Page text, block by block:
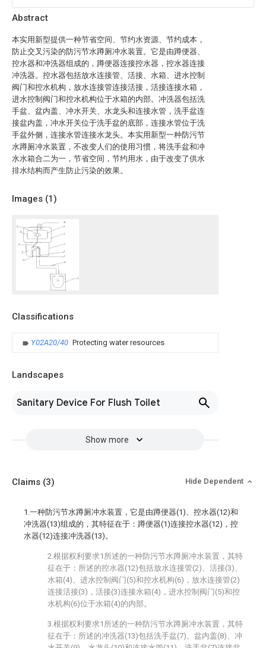
Abstract
本实用新型提供一种节省空间、节约水资源、节约成本，
防止交叉污染的防污节水蹲厕冲水装置。它是由蹲便器、
控水器和冲洗器组成的，蹲便器连接控水器，控水器连接
冲洗器。控水器包括放水连接管、活接、水箱、进水控制
阀门和控水机构，放水连接管连接活接，活接连接水箱，
进水控制阀门和控水机构位于水箱的内部。冲洗器包括洗
手盆、盆内盖、冲水开关、水龙头和连接水管，洗手盆连
接盆内盖，冲水开关位于洗手盆的底部，连接水管位于洗
手盆外侧，连接水管连接水龙头。本实用新型一种防污节
水蹲厕冲水装置，不改变人们的使用习惯，将洗手盆和冲
水水箱合二为一，节省空间，节约用水，由于改变了供水
排水结构而产生防止污染的效果。
Images (1)
Classifications
Y02A20/40 Protecting water resources
Landscapes
Sanitary Device For Flush Toilet
Show more
Claims (3) Hide Dependent
1.一种防污节水蹲厕冲水装置，它是由蹲便器(1)、控水器(12)和
冲洗器(13)组成的，其特征在于：蹲便器(1)连接控水器(12)，控
水器(12)连接冲洗器(13)。
2.根据权利要求1所述的一种防污节水蹲厕冲水装置，其特
征在于：所述的控水器(12)包括放水连接管(2)、活接(3)、
水箱(4)、进水控制阀门(5)和控水机构(6)，放水连接管(2)
连接活接(3)，活接(3)连接水箱(4)，进水控制阀门(5)和控
水机构(6)位于水箱(4)的内部。
3.根据权利要求1所述的一种防污节水蹲厕冲水装置，其特
征在于：所述的冲洗器(13)包括洗手盆(7)、盆内盖(8)、冲